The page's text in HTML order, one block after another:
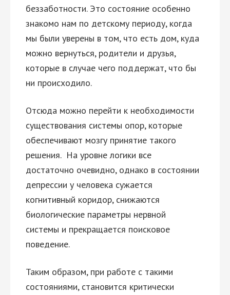
беззаботности. Это состояние особенно
знакомо нам по детскому периоду, когда
мы были уверены в том, что есть дом, куда
можно вернуться, родители и друзья,
которые в случае чего поддержат, что бы
ни происходило.
Отсюда можно перейти к необходимости
существования системы опор, которые
обеспечивают мозгу принятие такого
решения. На уровне логики все
достаточно очевидно, однако в состоянии
депрессии у человека сужается
когнитивный коридор, снижаются
биологические параметры нервной
системы и прекращается поисковое
поведение.
Таким образом, при работе с такими
состояниями, становится критически